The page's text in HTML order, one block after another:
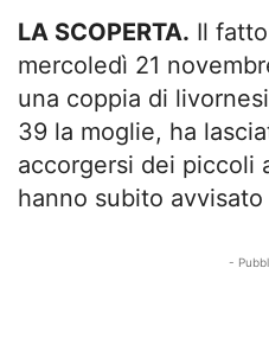
LA SCOPERTA. Il
mercoledì 21
una coppia di
39 la moglie, ha
accorgersi dei piccoli
hanno subito avvisato
-